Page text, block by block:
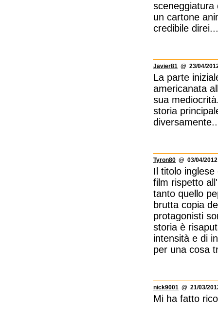
sceneggiatura
un cartone
credibile
Javier81 @ 23/04/
La parte
americanata
sua
storia
Tyron80 @ 03/04/
Il titolo
film rispetto
tanto quello
brutta copia
protagonisti
storia è
intensità e di
per una cosa
nick9001 @ 21/03/
Mi ha fatto